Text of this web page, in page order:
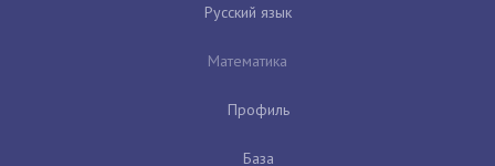
Русский язык
Математика
Профиль
База